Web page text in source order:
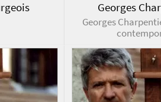
Georges
Georges